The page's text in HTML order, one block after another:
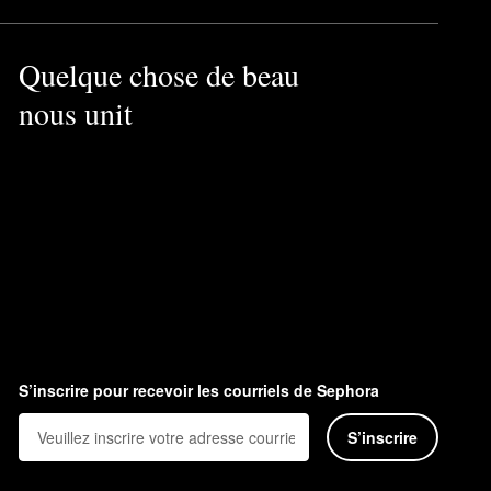
Quelque chose de beau
nous unit
S’inscrire pour recevoir les courriels de Sephora
S’inscrire